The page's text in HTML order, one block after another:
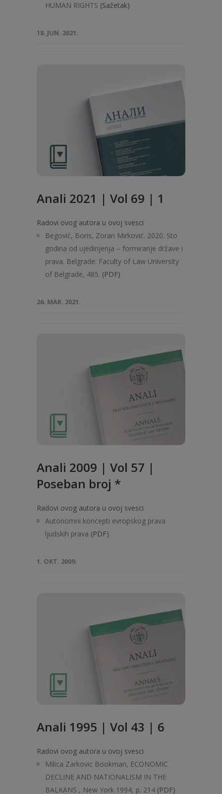
HUMAN RIGHTS (Sažetak)
18. JUN. 2021.
Anali 2021 | Vol 69 | 1
Radovi ovog autora u ovoj svesci
Begović, Boris, Zoran Mirković. 2020. Sto
godina od ujedinjenja – formiranje države i
prava. Belgrade: Faculty of Law University
of Belgrade, 485. (PDF)
26. MAR. 2021.
Anali 2009 | Vol 57 |
Poseban broj *
Radovi ovog autora u ovoj svesci
Autonomni koncepti evropskog prava
ljudskih prava (PDF)
1. OKT. 2009.
Anali 1995 | Vol 43 | 6
Radovi ovog autora u ovoj svesci
Milica Zarkovic Bookman, ECONOMIC
DECLINE AND NATIONALISM IN THE
BALKANS , New York 1994, p. 214 (PDF)